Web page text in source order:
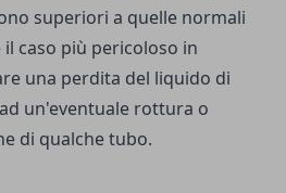
superiori a quelle normali
caso più pericoloso in
una perdita del liquido di
un'eventuale rottura o
di qualche tubo.